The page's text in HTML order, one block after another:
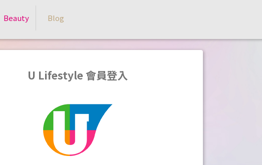
Beauty Blog
U Lifestyle 會員登入